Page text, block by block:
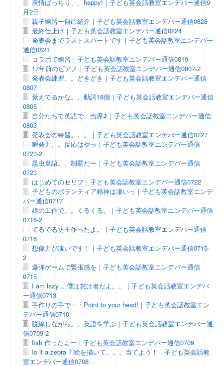
表情ばっちり、、happy!｜子ども英会話教室エンデバー通信9
月2日
親子練習ー自己紹介｜子ども英会話教室エンデバー通信0828
最終仕上げ｜子ども英会話教室エンデバー通信0824
発表会までラストスパートです｜子ども英会話教室エンデバー
通信0821
コラボで練習｜子ども英会話教室エンデバー通信0819
17年前のピアノ｜子ども英会話教室エンデバー通信0807-2
発表会練習。。どきどき｜子ども英会話教室エンデバー通信
0807
覚えてるかな。。動詞18個｜子ども英会話教室エンデバー通信
0805
自分たちで英語で、出席♪｜子ども英会話教室エンデバー通信
0803
発表会の練習。。。｜子ども英会話教室エンデバー通信0727
瞬発力。。反応はやっ｜子ども英会話教室エンデバー通信
0723-2
昆虫単語。。制覇だー｜子ども英会話教室エンデバー通信
0723
はじめてのセリフ｜子ども英会話教室エンデバー通信0722
子どものボランティア精神は凄いっ｜子ども英会話教室エンデ
バー通信0717
娘の工作で。。くるくる。｜子ども英会話教室エンデバー通信
0716-2
てるてる坊主作ったよ。｜子ども英会話教室エンデバー通信
0716
想像力が凄いです！｜子ども英会話教室エンデバー通信0715-
2
爆弾ゲームで緊張感を｜子ども英会話教室エンデバー通信
0715
I am lazy ...僕は怠け者だよ。。｜子ども英会話教室エンデバ
ー通信0713
手作りの手で・・Point to your head!｜子ども英会話教室エン
デバー通信0710
脱線しながら。。英語を学ぶ｜子ども英会話教室エンデバー通
信0709-2
fish 作ったよー｜子ども英会話教室エンデバー通信0709
Is it a zebra ? 絵を描いて。。。当てよう！｜子ども英会話教
室エンデバー通信0708